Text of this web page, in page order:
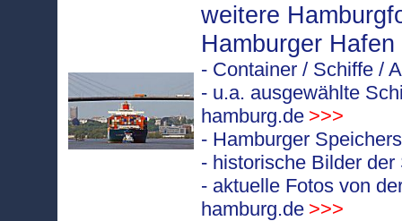
weitere
Hamburger Hafen
- Container / Schiffe /
- u.a. ausgewählte
hamburg.de >>>
- Hamburger
- historische Bilder
- aktuelle Fotos von
hamburg.de >>>